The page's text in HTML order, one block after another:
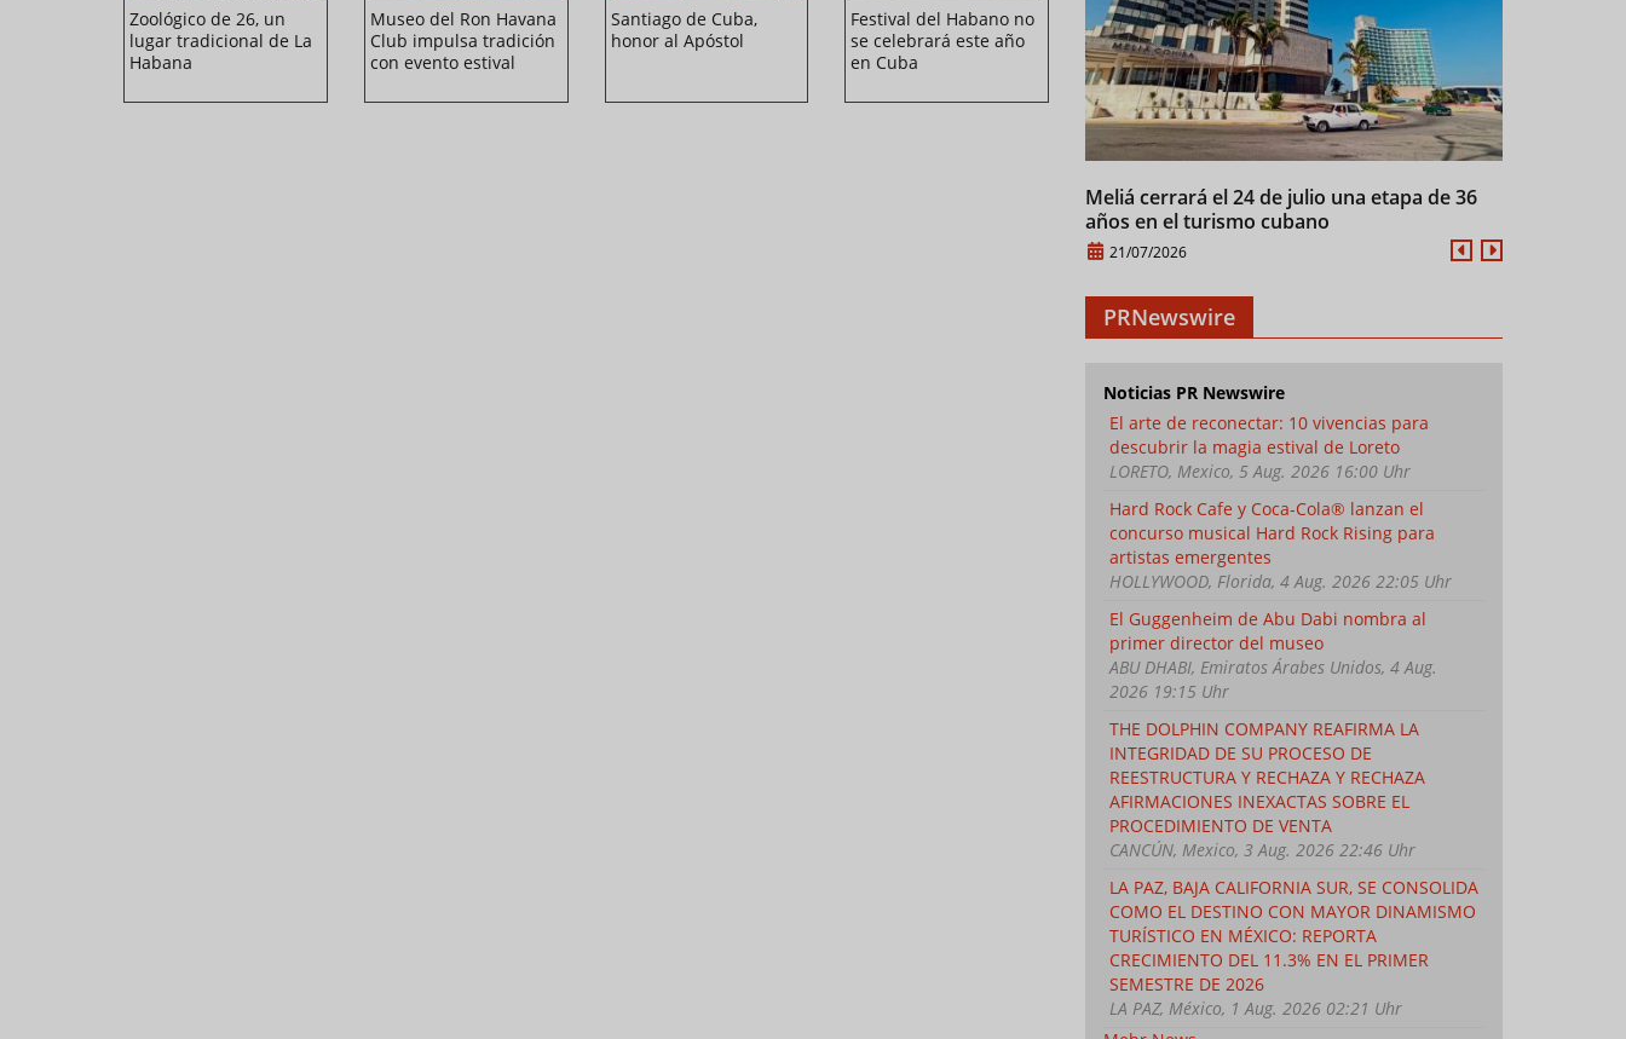
Zoológico de 26, un
lugar tradicional de La
Habana
Museo del Ron Havana
Club impulsa tradición
con evento estival
Santiago de Cuba,
honor al Apóstol
Festival del Habano no
se celebrará este año
en Cuba
Realizan curso de
verano para cantineros
en Villa Clara
Italia y Cuba inauguran
café Coworking en La
Habana
Meliá cerrará el 24 de julio una etapa de 36
años en el turismo cubano
21/07/2026
PRNewswire
Noticias PR Newswire
El arte de reconectar: 10 vivencias para
descubrir la magia estival de Loreto
LORETO, Mexico, 5 Aug. 2026 16:00 Uhr
Hard Rock Cafe y Coca-Cola® lanzan el
concurso musical Hard Rock Rising para
artistas emergentes
HOLLYWOOD, Florida, 4 Aug. 2026 22:05 Uhr
El Guggenheim de Abu Dabi nombra al
primer director del museo
ABU DHABI, Emiratos Árabes Unidos, 4 Aug.
2026 19:15 Uhr
THE DOLPHIN COMPANY REAFIRMA LA
INTEGRIDAD DE SU PROCESO DE
REESTRUCTURA Y RECHAZA Y RECHAZA
AFIRMACIONES INEXACTAS SOBRE EL
PROCEDIMIENTO DE VENTA
CANCÚN, Mexico, 3 Aug. 2026 22:46 Uhr
LA PAZ, BAJA CALIFORNIA SUR, SE CONSOLIDA
COMO EL DESTINO CON MAYOR DINAMISMO
TURÍSTICO EN MÉXICO: REPORTA
CRECIMIENTO DEL 11.3% EN EL PRIMER
SEMESTRE DE 2026
LA PAZ, México, 1 Aug. 2026 02:21 Uhr